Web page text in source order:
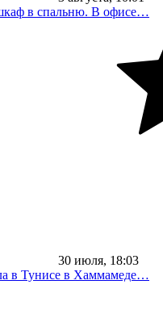
в спальню. В офисе…
30 июля, 18:03
в Тунисе в Хаммамеде…